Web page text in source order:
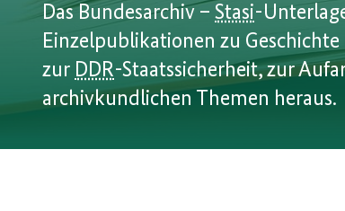
Das Bundesarchiv –Stasi-
Einzelpublikationen zu
zur DDR-Staatssicherheit, zur
archivkundlichen Themen heraus.